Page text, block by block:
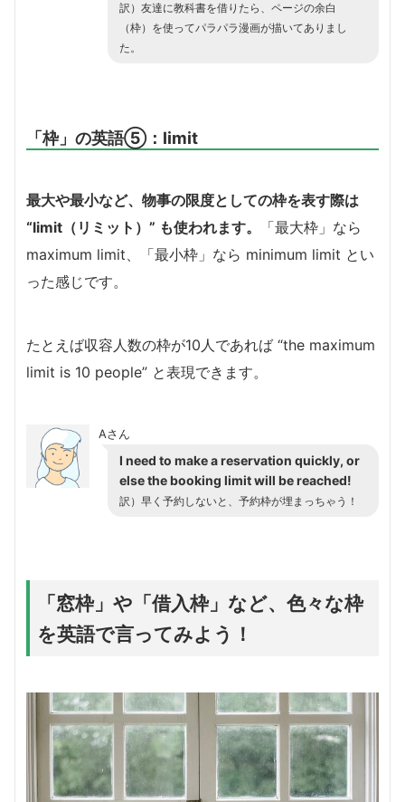
訳）友達に教科書を借りたら、ページの余白
（枠）を使ってパラパラ漫画が描いてありまし
た。
「枠」の英語⑤：limit
最大や最小など、物事の限度としての枠を表す際は
“limit（リミット）” も使われます。
「最大枠」なら
maximum limit、「最小枠」なら minimum limit とい
った感じです。
たとえば収容人数の枠が10人であれば “the maximum
limit is 10 people” と表現できます。
Aさん
I need to make a reservation quickly, or
else the booking limit will be reached!
訳）早く予約しないと、予約枠が埋まっちゃう！
「窓枠」や「借入枠」など、色々な枠
を英語で言ってみよう！